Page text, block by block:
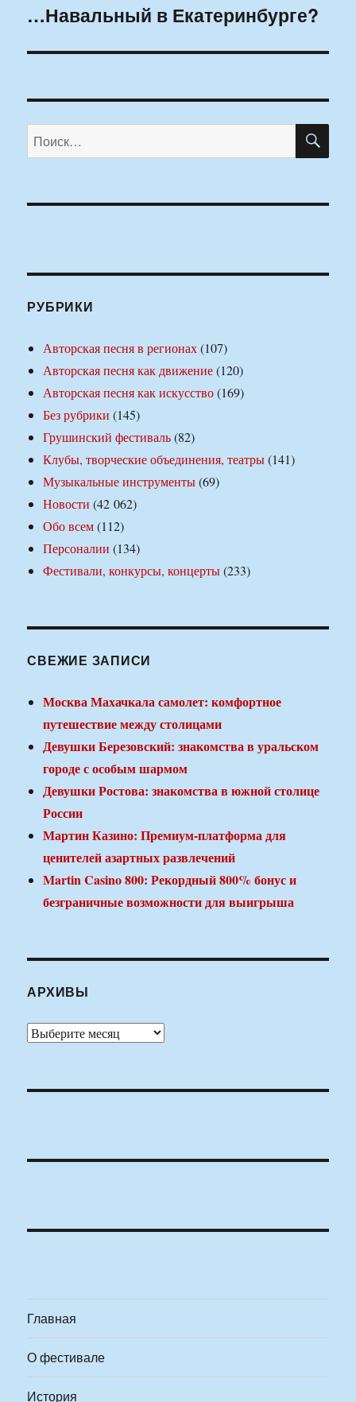
Следующая
…Навальный в Екатеринбурге?
Искать:
РУБРИКИ
Авторская песня в регионах(107)
Авторская песня как движение(120)
Авторская песня как искусство(169)
Без рубрики (145)
Грушинский фестиваль(82)
Клубы, творческие объединения, театры(141)
Музыкальные инструменты(69)
Новости (42 062)
Обо всем(112)
Персоналии (134)
Фестивали, конкурсы, концерты(233)
СВЕЖИЕ ЗАПИСИ
Москва Махачкала самолет: комфортное
путешествие между столицами
Девушки Березовский: знакомства в уральском
городе с особым шармом
Девушки Ростова: знакомства в южной столице
России
Мартин Казино: Премиум-платформа для
ценителей азартных развлечений
Martin Casino 800: Рекордный 800% бонус и
безграничные возможности для выигрыша
АРХИВЫ
Архивы
Главная
О фестивале
История